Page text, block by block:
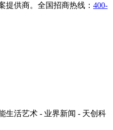
提供商。全国招商热线： 400-